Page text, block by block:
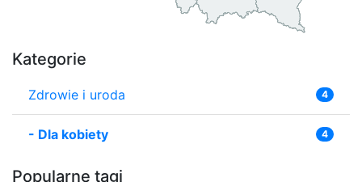
Kategorie
Zdrowie i uroda 4
- Dla kobiety 4
Popularne tagi